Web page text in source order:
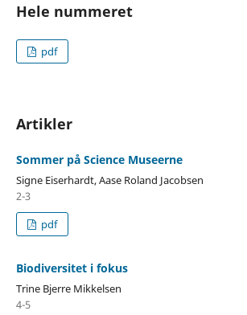
Hele nummeret
pdf
Artikler
Sommer på Science Museerne
Signe Eiserhardt, Aase Roland Jacobsen
2-3
pdf
Biodiversitet i fokus
Trine Bjerre Mikkelsen
4-5